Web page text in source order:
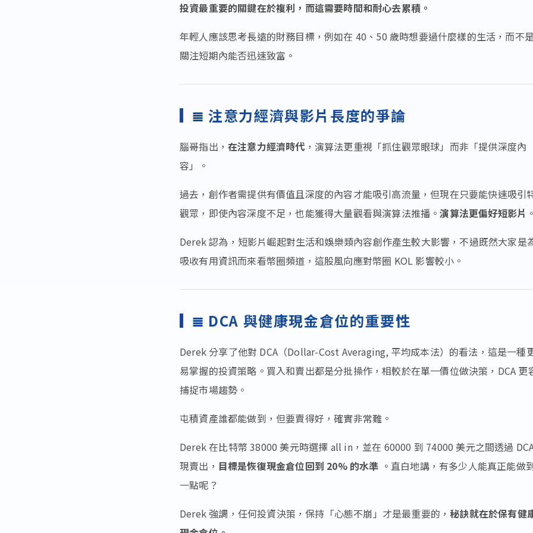
投資最重要的關鍵在於複利，而這需要時間和耐心去累積。
年輕人應該思考長遠的財務目標，例如在 40、50 歲時想要過什麼樣的生活，而不
關注短期內能否迅速致富。
≣注意力經濟與影片長度的爭論
腦哥指出， 在注意力經濟時代 ，演算法更重視「抓住觀眾眼球」而非「提供深度內
容」。
過去，創作者需提供有價值且深度的內容才能吸引高流量，但現在只要能快速吸引
觀眾，即使內容深度不足，也能獲得大量觀看與演算法推播。演算法更偏好短影片 。
Derek 認為，短影片崛起對生活和娛樂類內容創作產生較大影響，不過既然大家是
吸收有用資訊而來看幣圈頻道，這股風向應對幣圈 KOL 影響較小。
≣ DCA 與健康現金倉位的重要性
Derek 分享了他對 DCA（Dollar-Cost Averaging, 平均成本法）的看法，這是一種
易掌握的投資策略。買入和賣出都是分批操作，相較於在單一價位做決策，DCA 更
捕捉市場趨勢。
屯積資產誰都能做到，但要賣得好，確實非常難。
Derek 在比特幣 38000 美元時選擇 all in，並在 60000 到 74000 美元之間透過
現賣出， 目標是恢復現金倉位回到 20% 的水準 。直白地講，有多少人能真正能做
一點呢？
Derek 強調，任何投資決策，保持「心態不崩」才是最重要的，秘訣就在於保有健